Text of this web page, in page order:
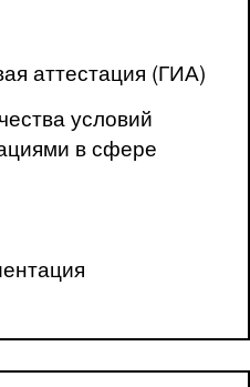
аттестация (ГИА)
условий
в сфере